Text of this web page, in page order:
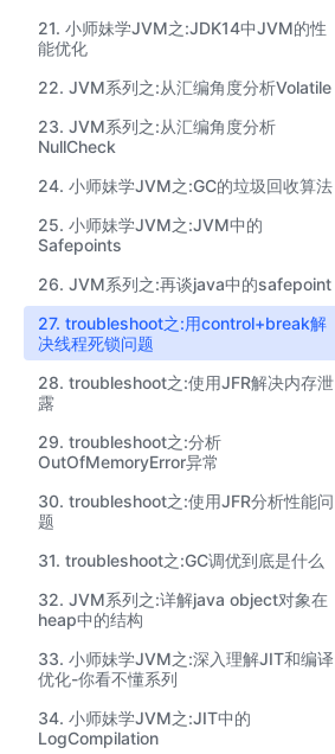
21. 小师妹学JVM之:JDK14中JVM的性
能优化
22. JVM系列之:从汇编角度分析Volatile
23. JVM系列之:从汇编角度分析
NullCheck
24. 小师妹学JVM之:GC的垃圾回收算法
25. 小师妹学JVM之:JVM中的
Safepoints
26. JVM系列之:再谈java中的safepoint
27. troubleshoot之:用control+break解
决线程死锁问题
28. troubleshoot之:使用JFR解决内存泄
露
29. troubleshoot之:分析
OutOfMemoryError异常
30. troubleshoot之:使用JFR分析性能问
题
31. troubleshoot之:GC调优到底是什么
32. JVM系列之:详解java object对象在
heap中的结构
33. 小师妹学JVM之:深入理解JIT和编译
优化-你看不懂系列
34. 小师妹学JVM之:JIT中的
LogCompilation